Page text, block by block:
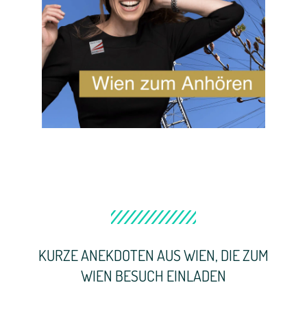
KURZE ANEKDOTEN AUS WIEN, DIE ZUM
WIEN BESUCH EINLADEN